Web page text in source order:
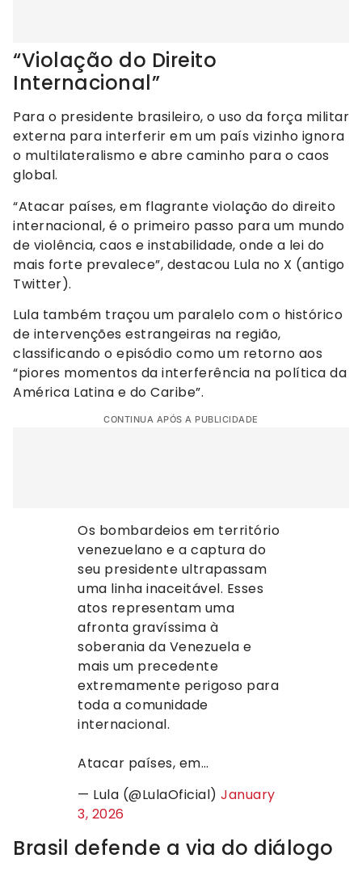
“Violação do Direito
Internacional”
Para o presidente brasileiro, o uso da força militar
externa para interferir em um país vizinho ignora
o multilateralismo e abre caminho para o caos
global.
“Atacar países, em flagrante violação do direito
internacional, é o primeiro passo para um mundo
de violência, caos e instabilidade, onde a lei do
mais forte prevalece”, destacou Lula no X (antigo
Twitter).
Lula também traçou um paralelo com o histórico
de intervenções estrangeiras na região,
classificando o episódio como um retorno aos
“piores momentos da interferência na política da
América Latina e do Caribe”.
CONTINUA APÓS A PUBLICIDADE
Os bombardeios em território
venezuelano e a captura do
seu presidente ultrapassam
uma linha inaceitável. Esses
atos representam uma
afronta gravíssima à
soberania da Venezuela e
mais um precedente
extremamente perigoso para
toda a comunidade
internacional.
Atacar países, em…
— Lula (@LulaOficial) January
3, 2026
Brasil defende a via do diálogo